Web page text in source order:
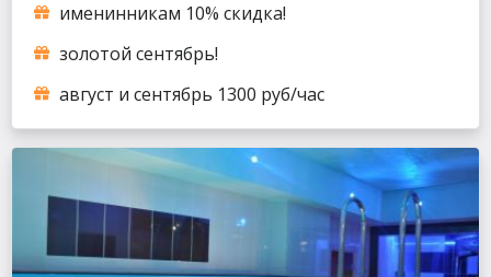
именинникам 10% скидка!
золотой сентябрь!
август и сентябрь 1300 руб/час